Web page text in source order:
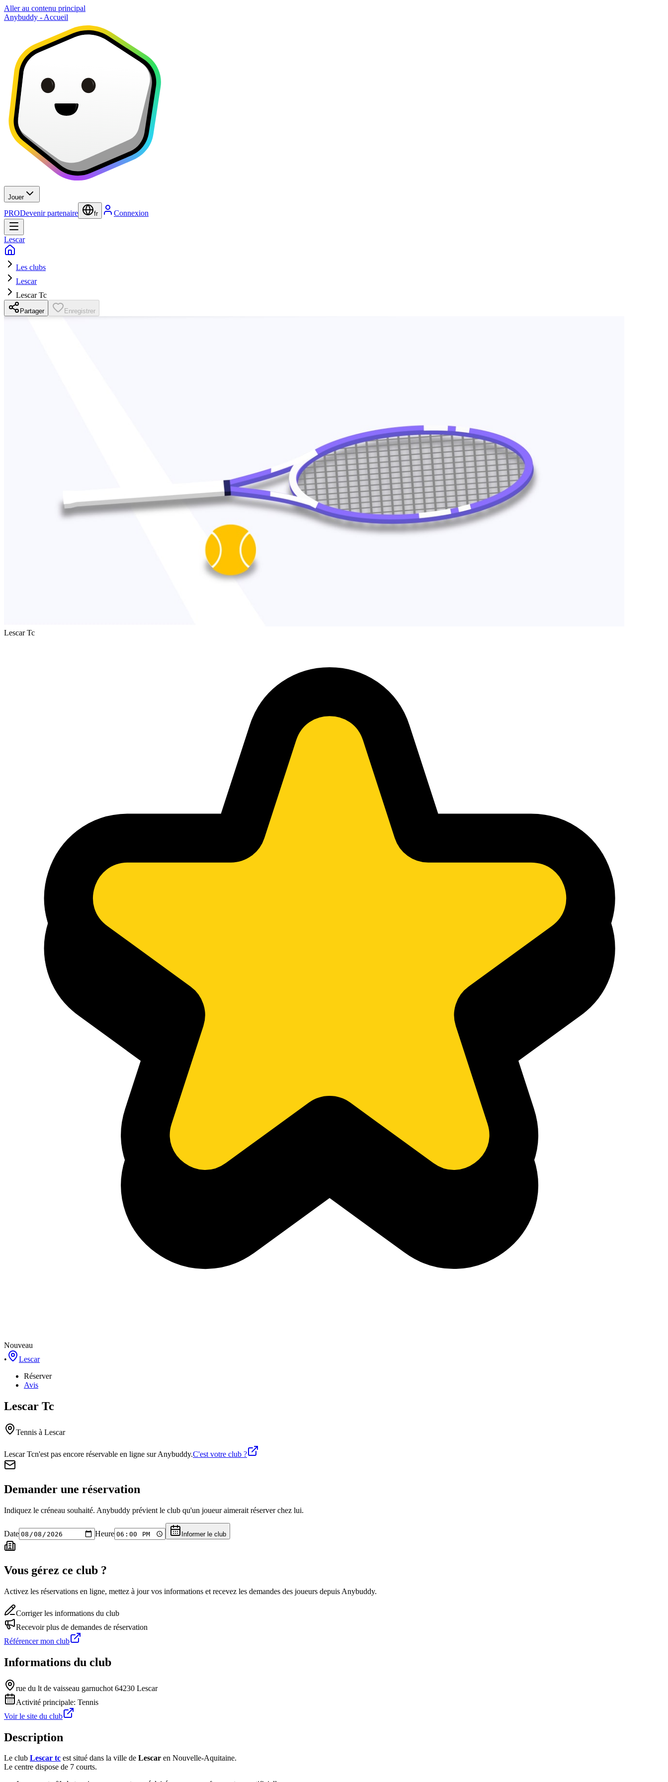
Aller au contenu principal
Anybuddy - Accueil
Jouer
PRODevenir partenaire fr Connexion
Lescar
Les clubs
Lescar
Lescar Tc
Partager Enregistrer
Lescar Tc
Nouveau
•
Lescar
Réserver
Avis
Lescar Tc
Tennis à Lescar
Lescar Tcn'est pas encore réservable en ligne sur Anybuddy.C'est votre club ?
Demander une réservation
Indiquez le créneau souhaité. Anybuddy prévient le club qu'un joueur aimerait réserver chez lui.
Date Heure Informer le club
Vous gérez ce club ?
Activez les réservations en ligne, mettez à jour vos informations et recevez les demandes des joueurs depuis Anybuddy.
Corriger les informations du club
Recevoir plus de demandes de réservation
Référencer mon club
Informations du club
rue du lt de vaisseau garnuchot 64230 Lescar
Activité principale: Tennis
Voir le site du club
Description
Le club Lescar tc est situé dans la ville de Lescar en Nouvelle-Aquitaine.
Le centre dispose de 7 courts.